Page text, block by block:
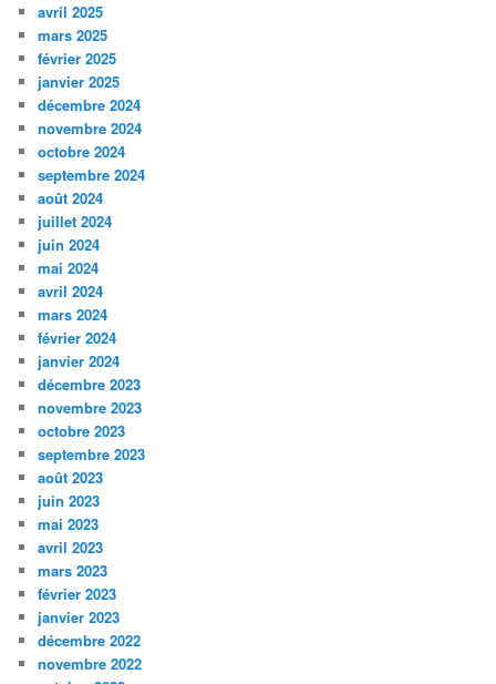
avril 2025
mars 2025
février 2025
janvier 2025
décembre 2024
novembre 2024
octobre 2024
septembre 2024
août 2024
juillet 2024
juin 2024
mai 2024
avril 2024
mars 2024
février 2024
janvier 2024
décembre 2023
novembre 2023
octobre 2023
septembre 2023
août 2023
juin 2023
mai 2023
avril 2023
mars 2023
février 2023
janvier 2023
décembre 2022
novembre 2022